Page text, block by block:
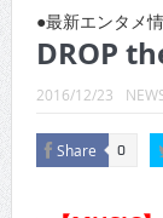
●最新エンタメ
DROP
2016/12/23
Share 0